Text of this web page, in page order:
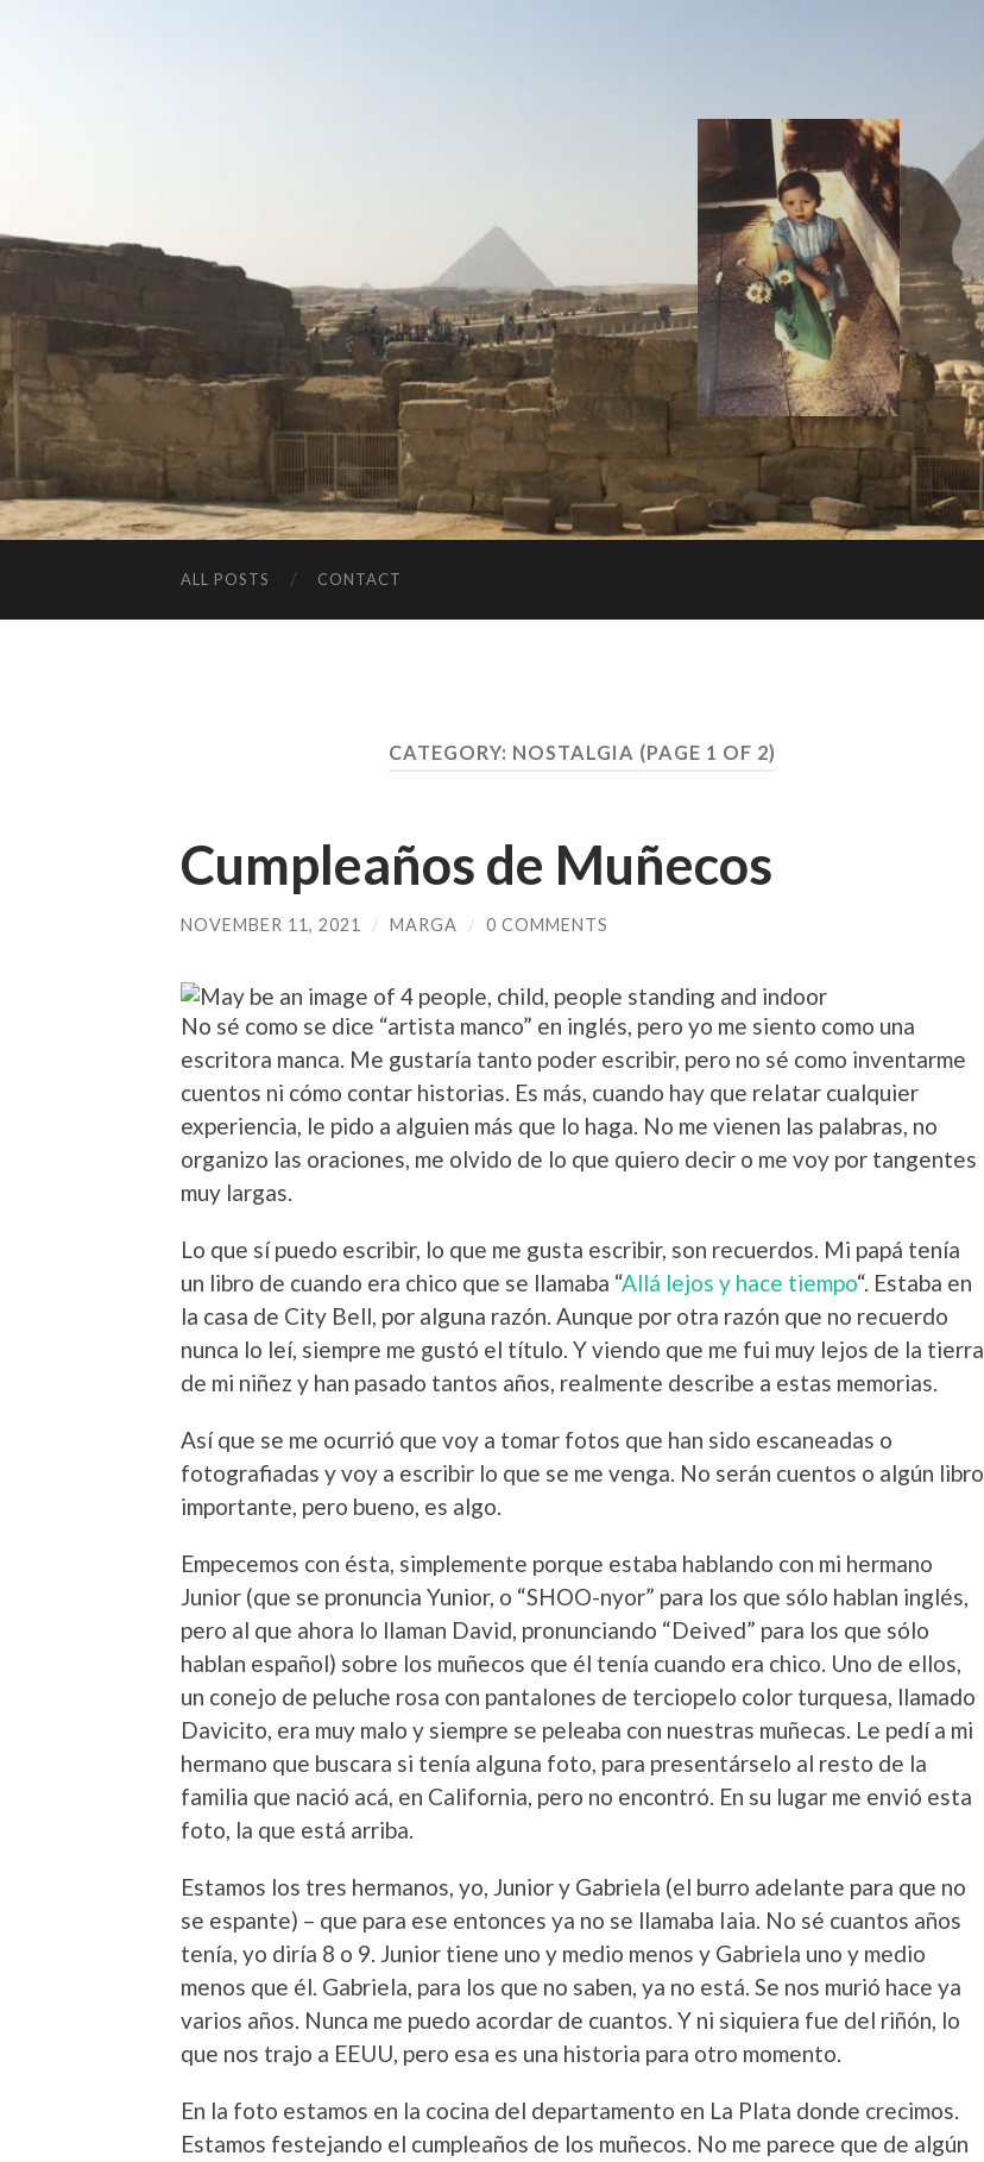
I
Say!
ALL POSTS CONTACT
CATEGORY: NOSTALGIA (PAGE 1 OF 2)
Cumpleaños de Muñecos
NOVEMBER 11, 2021 / MARGA / 0 COMMENTS
No sé como se dice “artista manco” en inglés, pero yo me siento como una
escritora manca. Me gustaría tanto poder escribir, pero no sé como inventarme
cuentos ni cómo contar historias. Es más, cuando hay que relatar cualquier
experiencia, le pido a alguien más que lo haga. No me vienen las palabras, no
organizo las oraciones, me olvido de lo que quiero decir o me voy por tangentes
muy largas.
Lo que sí puedo escribir, lo que me gusta escribir, son recuerdos. Mi papá tenía
un libro de cuando era chico que se llamaba “Allá lejos y hace tiempo“. Estaba en
la casa de City Bell, por alguna razón. Aunque por otra razón que no recuerdo
nunca lo leí, siempre me gustó el título. Y viendo que me fui muy lejos de la tierra
de mi niñez y han pasado tantos años, realmente describe a estas memorias.
Así que se me ocurrió que voy a tomar fotos que han sido escaneadas o
fotografiadas y voy a escribir lo que se me venga. No serán cuentos o algún libro
importante, pero bueno, es algo.
Empecemos con ésta, simplemente porque estaba hablando con mi hermano
Junior (que se pronuncia Yunior, o “SHOO-nyor” para los que sólo hablan inglés,
pero al que ahora lo llaman David, pronunciando “Deived” para los que sólo
hablan español) sobre los muñecos que él tenía cuando era chico. Uno de ellos,
un conejo de peluche rosa con pantalones de terciopelo color turquesa, llamado
Davicito, era muy malo y siempre se peleaba con nuestras muñecas. Le pedí a mi
hermano que buscara si tenía alguna foto, para presentárselo al resto de la
familia que nació acá, en California, pero no encontró. En su lugar me envió esta
foto, la que está arriba.
Estamos los tres hermanos, yo, Junior y Gabriela (el burro adelante para que no
se espante) – que para ese entonces ya no se llamaba Iaia. No sé cuantos años
tenía, yo diría 8 o 9. Junior tiene uno y medio menos y Gabriela uno y medio
menos que él. Gabriela, para los que no saben, ya no está. Se nos murió hace ya
varios años. Nunca me puedo acordar de cuantos. Y ni siquiera fue del riñón, lo
que nos trajo a EEUU, pero esa es una historia para otro momento.
En la foto estamos en la cocina del departamento en La Plata donde crecimos.
Estamos festejando el cumpleaños de los muñecos. No me parece que de algún